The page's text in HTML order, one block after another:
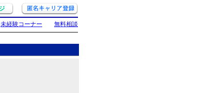
未経験コーナー 無料相談